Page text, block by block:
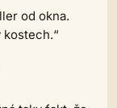
od okna.
kostech.“